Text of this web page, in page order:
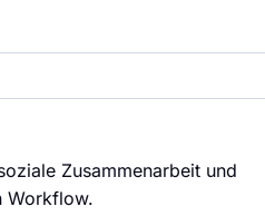
Zusammenarbeit und
Workflow.